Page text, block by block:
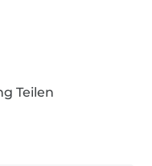
kannst du
Teilen